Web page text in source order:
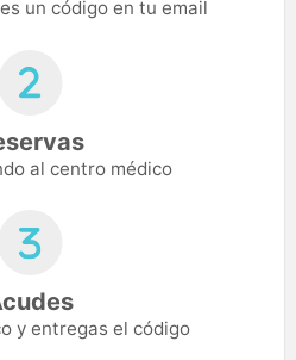
un código en tu email
al centro médico
y entregas el código